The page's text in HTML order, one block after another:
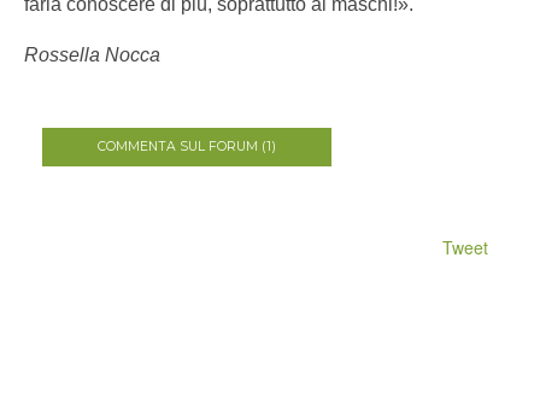
Rossella Nocca
COMMENTA SUL FORUM (1)
Tweet